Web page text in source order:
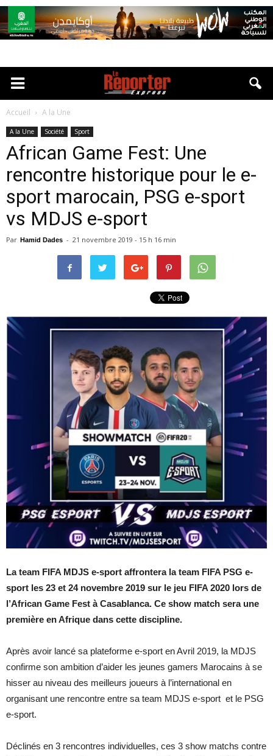
Accueil A la Une
A la Une Société Sport
African Game Fest: Une
rencontre historique pour le e-
sport marocain, PSG e-sport
vs MDJS e-sport
Par Hamid Dades - 21 novembre 2019 - 15 h 16 min
La team FIFA MDJS e-sport affrontera la team FIFA PSG e-
sport les 23 et 24 novembre 2019 sur le jeu FIFA 2020 lors de
l’African Game Fest à Casablanca. Ce show match sera une
première en Afrique dans cette discipline.
Après avoir lancé sa plateforme e-sport en Avril 2019, la MDJS
confirme son ambition d’aider les jeunes gamers Marocains à se
hisser au niveau des meilleurs joueurs à l’international en
organisant une rencontre entre sa team MDJS e-sport et le PSG
e-sport.
Déclinés en 3 rencontres individuelles, ces 3 show matchs contre